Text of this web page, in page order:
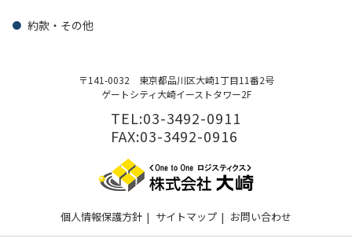
〒141-0032 東京都品川区大崎1丁目11番2号
ゲートシティ大崎イーストタワー2F
TEL:03-3492-0911
FAX:03-3492-0916
約款・その他
個人情報保護方針 | サイトマップ | お問い合わせ